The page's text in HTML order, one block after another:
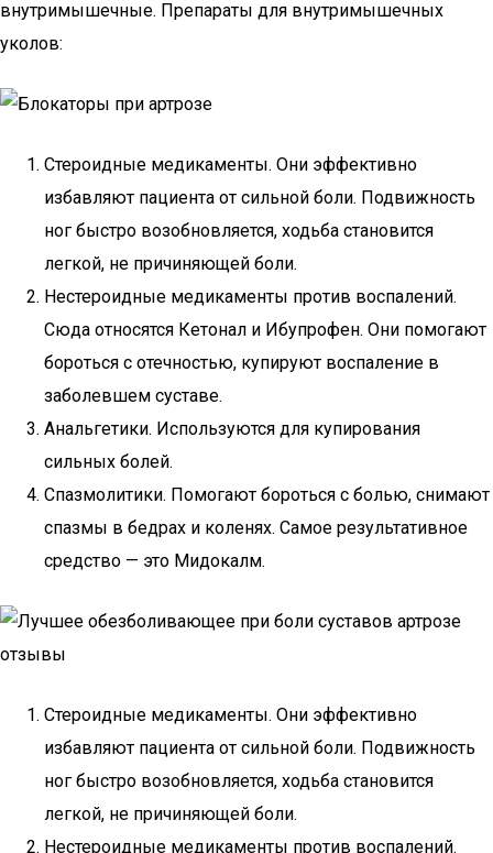
внутримышечные. Препараты для внутримышечных
уколов:
Стероидные медикаменты. Они эффективно
избавляют пациента от сильной боли. Подвижность
ног быстро возобновляется, ходьба становится
легкой, не причиняющей боли.
Нестероидные медикаменты против воспалений.
Сюда относятся Кетонал и Ибупрофен. Они помогают
бороться с отечностью, купируют воспаление в
заболевшем суставе.
Анальгетики. Используются для купирования
сильных болей.
Спазмолитики. Помогают бороться с болью, снимают
спазмы в бедрах и коленях. Самое результативное
средство — это Мидокалм.
Стероидные медикаменты. Они эффективно
избавляют пациента от сильной боли. Подвижность
ног быстро возобновляется, ходьба становится
легкой, не причиняющей боли.
Нестероидные медикаменты против воспалений.